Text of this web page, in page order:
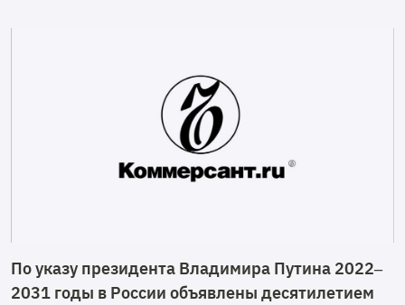
По указу президента Владимира Путина 2022–
2031 годы в России объявлены десятилетием